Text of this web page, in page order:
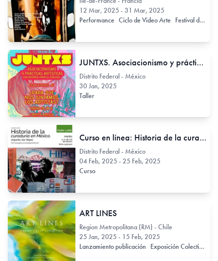
12 Mar, 2025 - 31 Mar, 2025
Performance Ciclo de Video Arte Festival de video
JUNTXS. Asociacionismo y prácticas artísticas. Encuentros para el diálogo.
Distrito Federal - México
30 Jan, 2025
Taller
Curso en línea: Historia de la curaduría en México
Distrito Federal - México
04 Feb, 2025 - 25 Feb, 2025
Curso
ART LINES
Region Metropolitana (RM) - Chile
25 Jan, 2025 - 15 Feb, 2025
Lanzamiento publicación
Exposición Colectiva